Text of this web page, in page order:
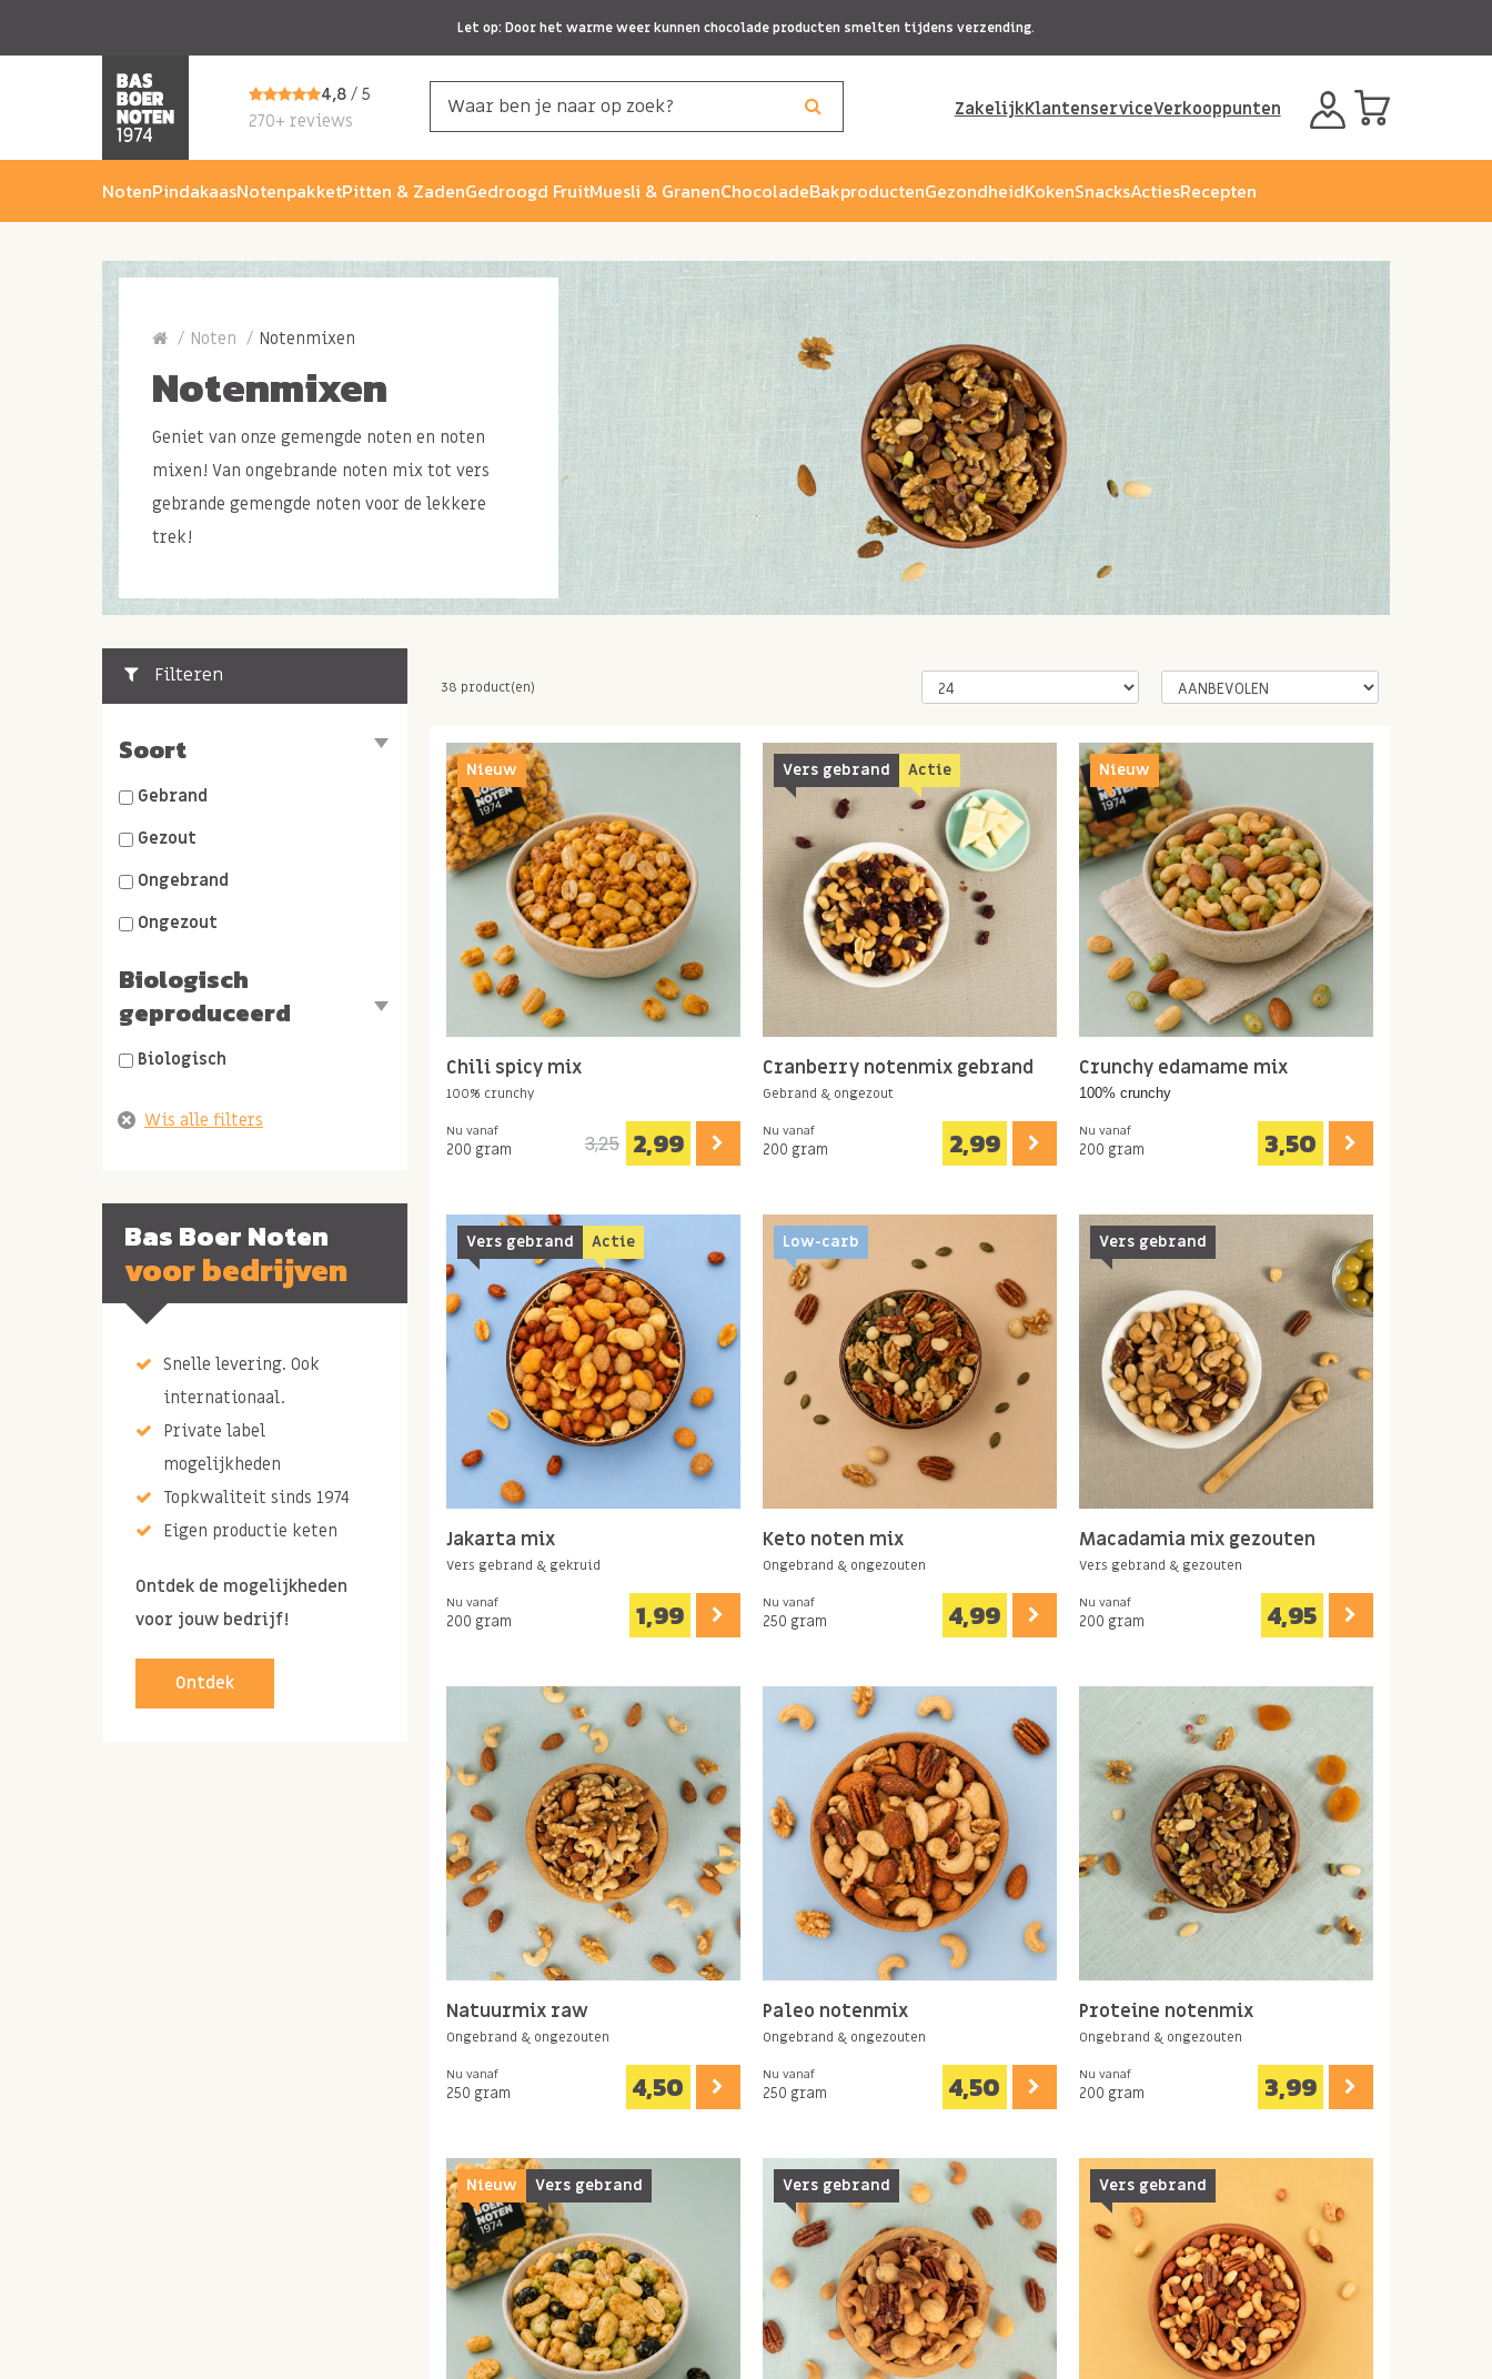
Let op: Door het warme weer kunnen chocolade producten smelten tijdens verzending.
4,8/ 5
270+ reviews
ZakelijkKlantenserviceVerkooppunten
NotenPindakaasNotenpakketPitten & ZadenGedroogd FruitMuesli & GranenChocoladeBakproductenGezondheidKokenSnacksActiesRecepten
Noten Notenmixen
Notenmixen
Geniet van onze gemengde noten en noten
mixen! Van ongebrande noten mix tot vers
gebrande gemengde noten voor de lekkere
trek!
Filteren
Soort
Gebrand
Gezout
Ongebrand
Ongezout
Biologisch
geproduceerd
Biologisch
Bas Boer Noten
voor bedrijven
Snelle levering. Ook
internationaal.
Private label
mogelijkheden
Topkwaliteit sinds 1974
Eigen productie keten
Ontdek de mogelijkheden
voor jouw bedrijf!
Ontdek
38 product(en)
Nieuw
Chili spicy mix
100% crunchy
Nu vanaf
200 gram 3,25 2,99
Vers gebrand Actie
Cranberry notenmix gebrand
Gebrand & ongezout
Nu vanaf
200 gram 2,99
Nieuw
Crunchy edamame mix
100% crunchy
Nu vanaf
200 gram 3,50
Vers gebrand Actie
Jakarta mix
Vers gebrand & gekruid
Nu vanaf
200 gram 1,99
Low-carb
Keto noten mix
Ongebrand & ongezouten
Nu vanaf
250 gram 4,99
Vers gebrand
Macadamia mix gezouten
Vers gebrand & gezouten
Nu vanaf
200 gram 4,95
Natuurmix raw
Ongebrand & ongezouten
Nu vanaf
250 gram 4,50
Paleo notenmix
Ongebrand & ongezouten
Nu vanaf
250 gram 4,50
Proteine notenmix
Ongebrand & ongezouten
Nu vanaf
200 gram 3,99
Nieuw Vers gebrand Vers gebrand Vers gebrand